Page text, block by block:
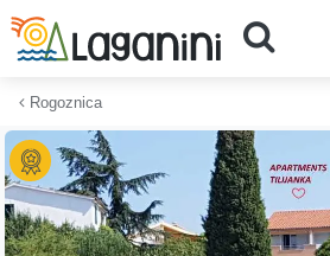
Ga naar hoofdinhoud
Rogoznica